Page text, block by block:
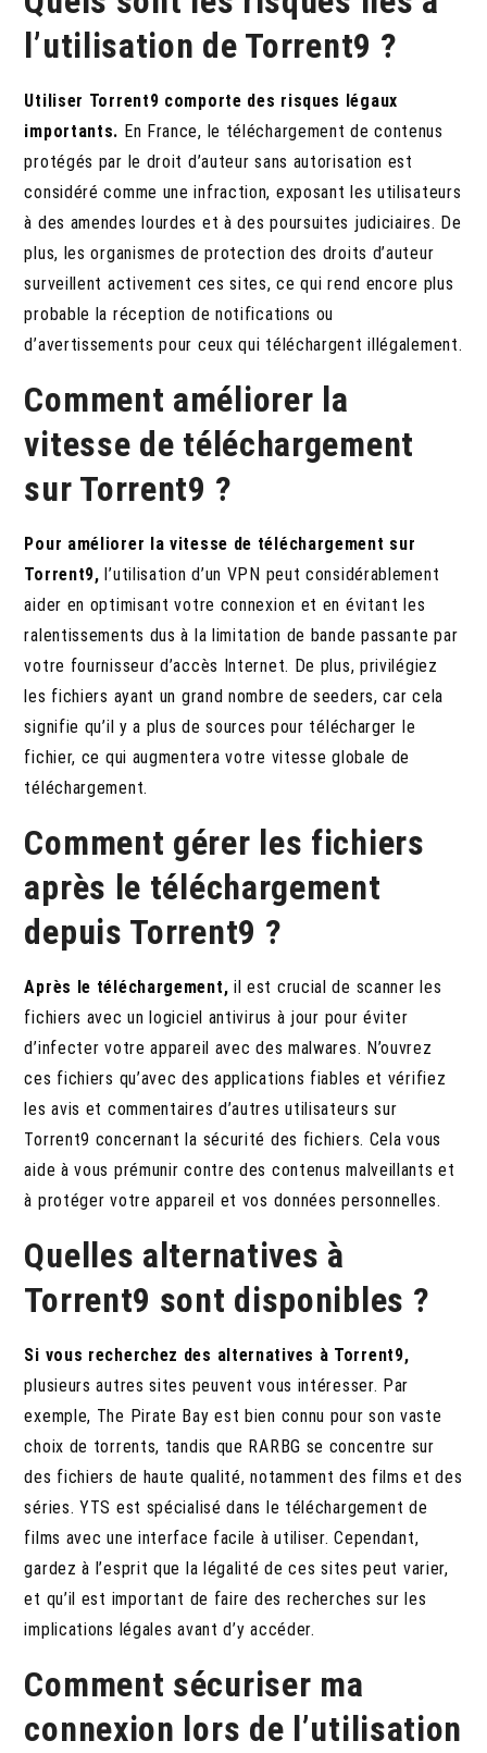
l’utilisation de Torrent9 ?
Utiliser Torrent9 comporte des risques légaux
importants. En France, le téléchargement de contenus
protégés par le droit d’auteur sans autorisation est
considéré comme une infraction, exposant les utilisateurs
à des amendes lourdes et à des poursuites judiciaires. De
plus, les organismes de protection des droits d’auteur
surveillent activement ces sites, ce qui rend encore plus
probable la réception de notifications ou
d’avertissements pour ceux qui téléchargent illégalement.
Comment améliorer la
vitesse de téléchargement
sur Torrent9 ?
Pour améliorer la vitesse de téléchargement sur
Torrent9, l’utilisation d’un VPN peut considérablement
aider en optimisant votre connexion et en évitant les
ralentissements dus à la limitation de bande passante par
votre fournisseur d’accès Internet. De plus, privilégiez
les fichiers ayant un grand nombre de seeders, car cela
signifie qu’il y a plus de sources pour télécharger le
fichier, ce qui augmentera votre vitesse globale de
téléchargement.
Comment gérer les fichiers
après le téléchargement
depuis Torrent9 ?
Après le téléchargement, il est crucial de scanner les
fichiers avec un logiciel antivirus à jour pour éviter
d’infecter votre appareil avec des malwares. N’ouvrez
ces fichiers qu’avec des applications fiables et vérifiez
les avis et commentaires d’autres utilisateurs sur
Torrent9 concernant la sécurité des fichiers. Cela vous
aide à vous prémunir contre des contenus malveillants et
à protéger votre appareil et vos données personnelles.
Quelles alternatives à
Torrent9 sont disponibles ?
Si vous recherchez des alternatives à Torrent9,
plusieurs autres sites peuvent vous intéresser. Par
exemple, The Pirate Bay est bien connu pour son vaste
choix de torrents, tandis que RARBG se concentre sur
des fichiers de haute qualité, notamment des films et des
séries. YTS est spécialisé dans le téléchargement de
films avec une interface facile à utiliser. Cependant,
gardez à l’esprit que la légalité de ces sites peut varier,
et qu’il est important de faire des recherches sur les
implications légales avant d’y accéder.
Comment sécuriser ma
connexion lors de l’utilisation